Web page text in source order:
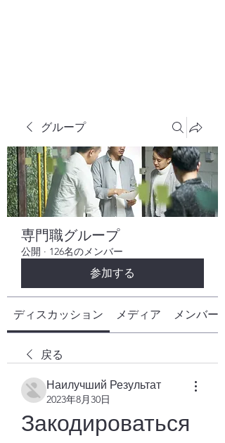
グループ
専門職グループ
公開 · 126名のメンバー
参加する
ディスカッション メディア メンバー
戻る
Наилучший Результат
2023年8月30日
Закодироваться